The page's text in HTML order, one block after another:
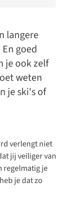
langere
goed
je ook zelf
weten
je ski's of
verlengt niet
jij veiliger van
regelmatig je
je dat zo